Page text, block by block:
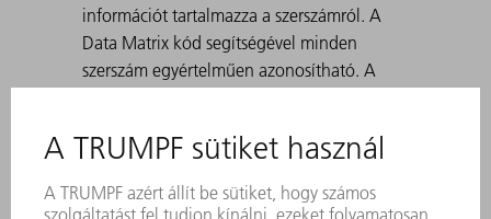
információt tartalmazza a szerszámról. A
Data Matrix kód segítségével minden
szerszám egyértelműen azonosítható. A
valamint előhajlításnál a korcoláshoz.
sugárral rendelkező kivitel A 30°-os